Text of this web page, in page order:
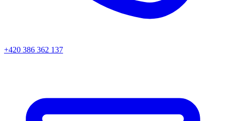
+420 386 362 137